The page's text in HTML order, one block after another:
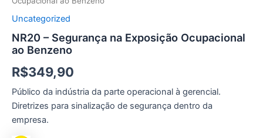
Uncategorized
NR20 – Segurança na Exposição Ocupacional
ao Benzeno
R$349,90
Público da indústria da parte operacional à gerencial.
Diretrizes para sinalização de segurança dentro da
empresa.